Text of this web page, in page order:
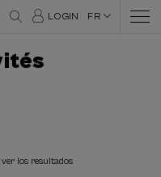
LOGIN FR
los resultados